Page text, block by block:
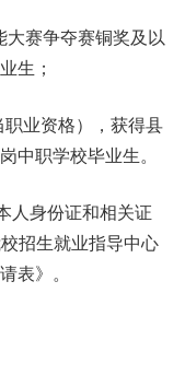
大赛争夺赛铜奖及以
生；
职业资格），获得县
中职学校毕业生。
人身份证和相关证
招生就业指导中心
表》。